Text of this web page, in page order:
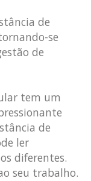
de
se
de
tem um
de
ler
diferentes.
seu trabalho.